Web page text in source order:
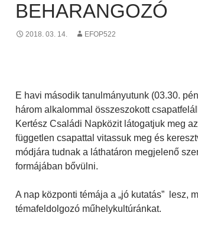
BEHARANGOZÓ
2018. 03. 14. EFOP522
E havi második tanulmányutunk (03.30.
három alkalommal összeszokott
Kertész Családi Napközit látogatjuk meg
független csapattal vitassuk meg és
módjára tudnak a láthatáron megjelenő
formájában bővülni.
A nap központi témája a „jó kutatás” lesz,
témafeldolgozó műhelykultúránkat.